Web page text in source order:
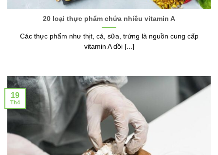
20 loại thực phẩm chứa nhiều vitamin A
Các thực phẩm như thịt, cá, sữa, trứng là nguồn cung cấp
vitamin A dồi [...]
19
Th4